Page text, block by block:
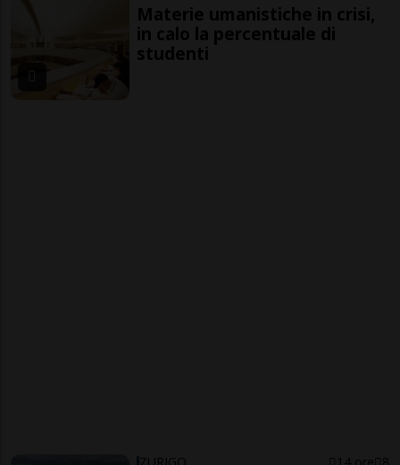
Materie umanistiche in crisi,
in calo la percentuale di
studenti